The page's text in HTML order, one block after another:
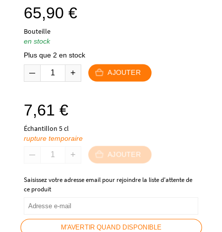
65,90 €
Bouteille
en stock
Plus que 2 en stock
AJOUTER
7,61 €
Échantillon 5 cl
rupture temporaire
AJOUTER
Saisissez votre adresse email pour rejoindre la liste d'attente de
ce produit
M'AVERTIR QUAND DISPONIBLE